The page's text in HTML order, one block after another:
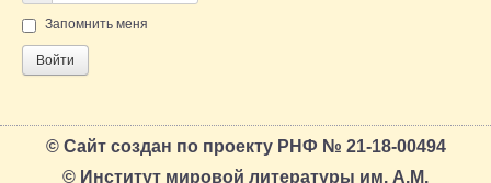
Пароль
Запомнить меня
Войти
© Сайт создан по проекту РНФ № 21-18-00494
© Институт мировой литературы им. А.М.